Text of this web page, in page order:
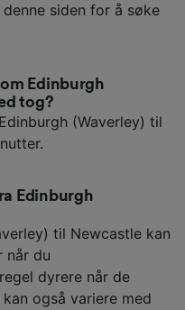
siden for å søke
Edinburgh
tog?
(Waverley) til
Edinburgh
til Newcastle kan
når du
dyrere når de
også variere med